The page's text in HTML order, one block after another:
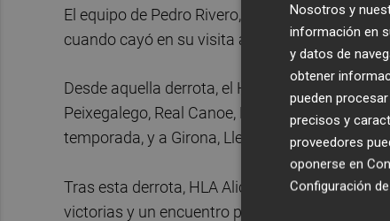
El equipo de Pedro Rivero, que era líder de la
cuando cayó en su visita a la pista del
Desde aquella derrota, el HLA Alicante había
Peixegalego, Real Canoe, Melilla, Palma,
temporada, y a Girona, Lleida, Bahía San
Tras esta derrota, HLA Alicante, Granada y
victorias y un encuentro perdido.
Nosotros y
información en
y datos de
obtener
pueden
precisos y
proveedores
oponerse en
Configuración